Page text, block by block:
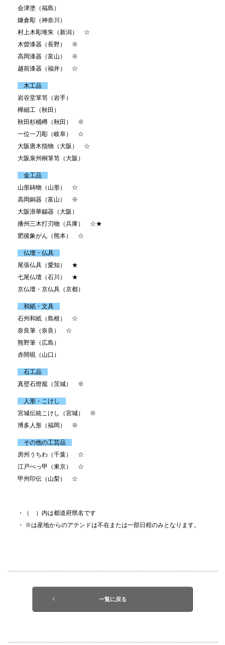
会津塗（福島）
鎌倉彫（神奈川）
村上木彫堆朱（新潟） ☆
木曽漆器（長野） ※
高岡漆器（富山） ※
越前漆器（福井） ☆
木工品
岩谷堂箪笥（岩手）
樺細工（秋田）
秋田杉桶樽（秋田） ※
一位一刀彫（岐阜） ☆
大阪唐木指物（大阪） ☆
大阪泉州桐箪笥（大阪）
金工品
山形鋳物（山形） ☆
高岡銅器（富山） ※
大阪浪華錫器（大阪）
播州三木打刃物（兵庫） ☆★
肥後象がん（熊本） ☆
仏壇・仏具
尾張仏具（愛知） ★
七尾仏壇（石川） ★
京仏壇・京仏具（京都）
和紙・文具
石州和紙（島根） ☆
奈良筆（奈良） ☆
熊野筆（広島）
赤間硯（山口）
石工品
真壁石燈籠（茨城） ※
人形・こけし
宮城伝統こけし（宮城） ※
博多人形（福岡） ※
その他の工芸品
房州うちわ（千葉） ☆
江戸べっ甲（東京） ☆
甲州印伝（山梨） ☆
・（ ）内は都道府県名です
・ ※は産地からのアテンドは不在または一部日程のみとなります。
一覧に戻る